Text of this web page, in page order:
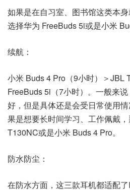
如果是在自习室、图书馆这类本
选择华为 FreeBuds 5i或是小米
续航：
小米 Buds 4 Pro（9小时）＞JBL
FreeBuds 5i（7小时）。一般来
好，但是具体还是会受日常使用
果是想要长时间学习、工作佩戴
T130NC或是小米 Buds 4 Pro。
防水防尘：
在防水方面，这三款耳机都适配